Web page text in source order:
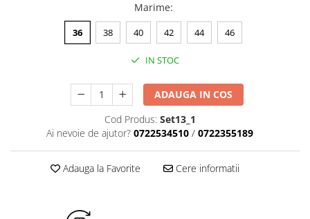
Marime:
36 38 40 42 44 46
IN STOC
ADAUGA IN COS
Cod Produs: Set13_1
Ai nevoie de ajutor? 0722534510 / 0722355189
Adauga la Favorite Cere informatii